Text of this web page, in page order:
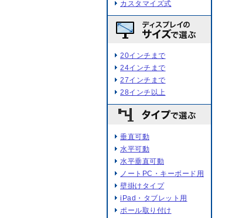
カスタマイズ式
20インチまで
24インチまで
27インチまで
28インチ以上
垂直可動
水平可動
水平垂直可動
ノートPC・キーボード用
壁掛けタイプ
iPad・タブレット用
ポール取り付け